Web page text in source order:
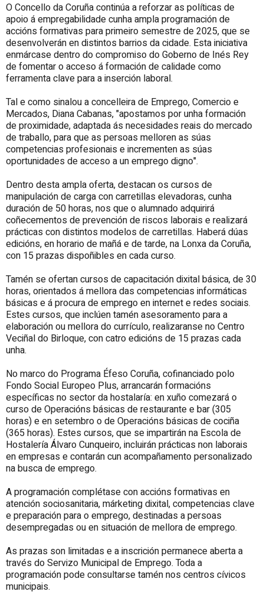
O Concello da Coruña continúa a reforzar as políticas de
apoio á empregabilidade cunha ampla programación de
accións formativas para primeiro semestre de 2025, que se
desenvolverán en distintos barrios da cidade. Esta iniciativa
enmárcase dentro do compromiso do Goberno de Inés Rey
de fomentar o acceso á formación de calidade como
ferramenta clave para a inserción laboral.
Tal e como sinalou a concelleira de Emprego, Comercio e
Mercados, Diana Cabanas, "apostamos por unha formación
de proximidade, adaptada ás necesidades reais do mercado
de traballo, para que as persoas melloren as súas
competencias profesionais e incrementen as súas
oportunidades de acceso a un emprego digno".
Dentro desta ampla oferta, destacan os cursos de
manipulación de carga con carretillas elevadoras, cunha
duración de 50 horas, nos que o alumnado adquirirá
coñecementos de prevención de riscos laborais e realizará
prácticas con distintos modelos de carretillas. Haberá dúas
edicións, en horario de mañá e de tarde, na Lonxa da Coruña,
con 15 prazas dispoñibles en cada curso.
Tamén se ofertan cursos de capacitación dixital básica, de 30
horas, orientados á mellora das competencias informáticas
básicas e á procura de emprego en internet e redes sociais.
Estes cursos, que inclúen tamén asesoramento para a
elaboración ou mellora do currículo, realizaranse no Centro
Veciñal do Birloque, con catro edicións de 15 prazas cada
unha.
No marco do Programa Éfeso Coruña, cofinanciado polo
Fondo Social Europeo Plus, arrancarán formacións
específicas no sector da hostalaría: en xuño comezará o
curso de Operacións básicas de restaurante e bar (305
horas) e en setembro o de Operacións básicas de cociña
(365 horas). Estes cursos, que se impartirán na Escola de
Hostalería Álvaro Cunqueiro, incluirán prácticas non laborais
en empresas e contarán cun acompañamento personalizado
na busca de emprego.
A programación complétase con accións formativas en
atención sociosanitaria, márketing dixital, competencias clave
e preparación para o emprego, destinadas a persoas
desempregadas ou en situación de mellora de emprego.
As prazas son limitadas e a inscrición permanece aberta a
través do Servizo Municipal de Emprego. Toda a
programación pode consultarse tamén nos centros cívicos
municipais.